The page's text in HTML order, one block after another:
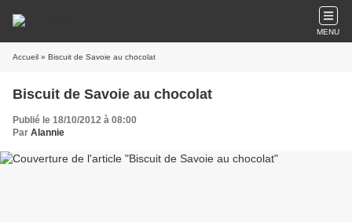
MENU
Accueil » Biscuit de Savoie au chocolat
Biscuit de Savoie au chocolat
Publié le 18/10/2012 à 08:00
Par Alannie